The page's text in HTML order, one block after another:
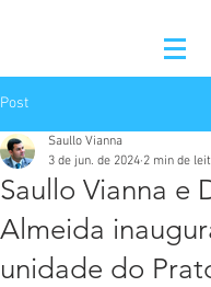
Post
Saullo Vianna e
Almeida
unidade do
Saullo Vianna
3 de jun. de 2024 2 min de